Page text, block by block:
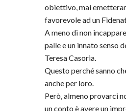
obiettivo, mai
favorevole ad un
A meno di non
palle e un innato senso
Teresa Casoria.
Questo perché sanno
anche per loro.
Però, almeno provarci
un conto è avere un